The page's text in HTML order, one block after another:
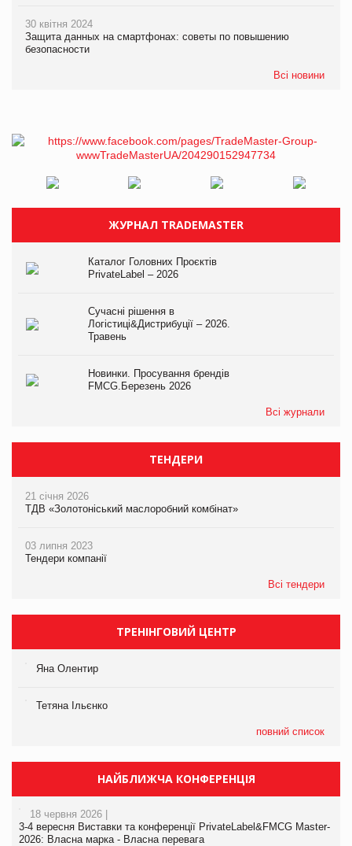
30 квітня 2024
Защита данных на смартфонах: советы по повышению
безопасности
Всі новини
ЖУРНАЛ TRADEMASTER
Каталог Головних Проєктів
PrivateLabel – 2026
Сучасні рішення в
Логістиці&Дистрибуції – 2026.
Травень
Новинки. Просування брендів
FMCG.Березень 2026
Всі журнали
ТЕНДЕРИ
21 січня 2026
ТДВ «Золотоніський маслоробний комбінат»
03 липня 2023
Тендери компанії
Всі тендери
ТРЕНІНГОВИЙ ЦЕНТР
Яна Олентир
Тетяна Ільєнко
повний список
НАЙБЛИЖЧА КОНФЕРЕНЦІЯ
18 червня 2026 |
3-4 вересня Виставки та конференції PrivateLabel&FMCG Master-
2026: Власна марка - Власна перевага